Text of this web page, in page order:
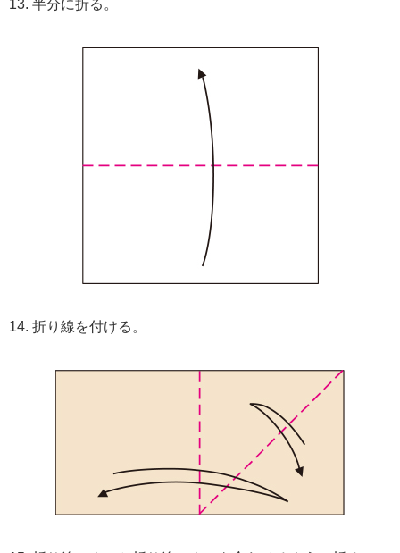
13. 半分に折る。
14. 折り線を付ける。